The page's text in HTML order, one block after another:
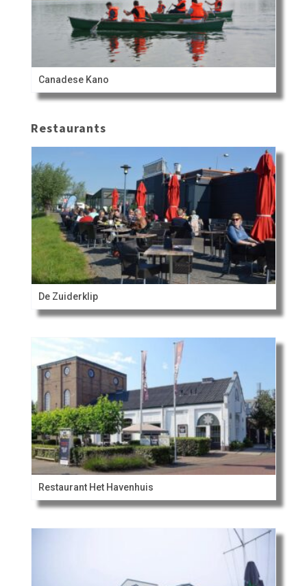
Canadese Kano
Restaurants
De Zuiderklip
Restaurant Het Havenhuis